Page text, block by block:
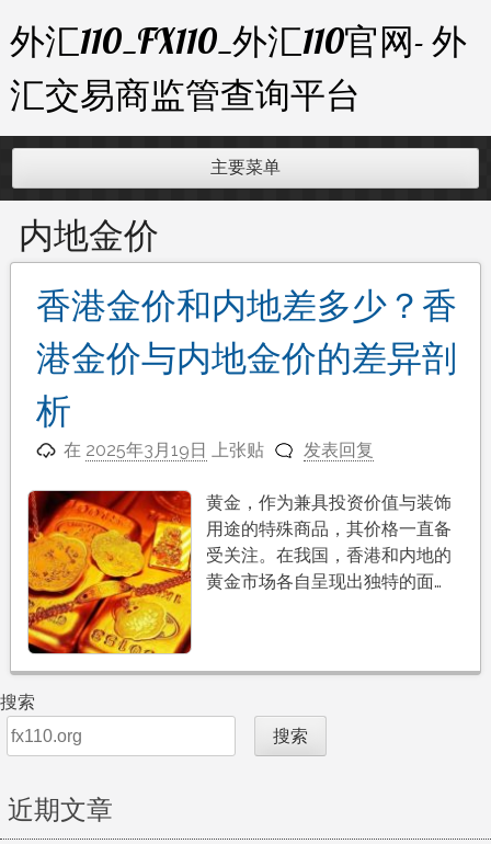
至
内
容
外汇110_FX110_外汇110官网- 外
汇交易商监管查询平台
主要菜单
内地金价
香港金价和内地差多少？香
港金价与内地金价的差异剖
析
在 2025年3月19日 上张贴 发表回复
黄金，作为兼具投资价值与装饰
用途的特殊商品，其价格一直备
受关注。在我国，香港和内地的
黄金市场各自呈现出独特的面…
搜索
搜索
近期文章